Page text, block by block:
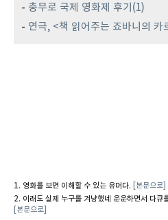
- 충무로 국제 영화제 후기(1)
- 연극, <책 읽어주는 죠바니의
영화를 보면 이해할 수 있는 유머다. [본문으로]
이래도 실제 누구를 겨냥했네 운운하면서 다큐
[본문으로]